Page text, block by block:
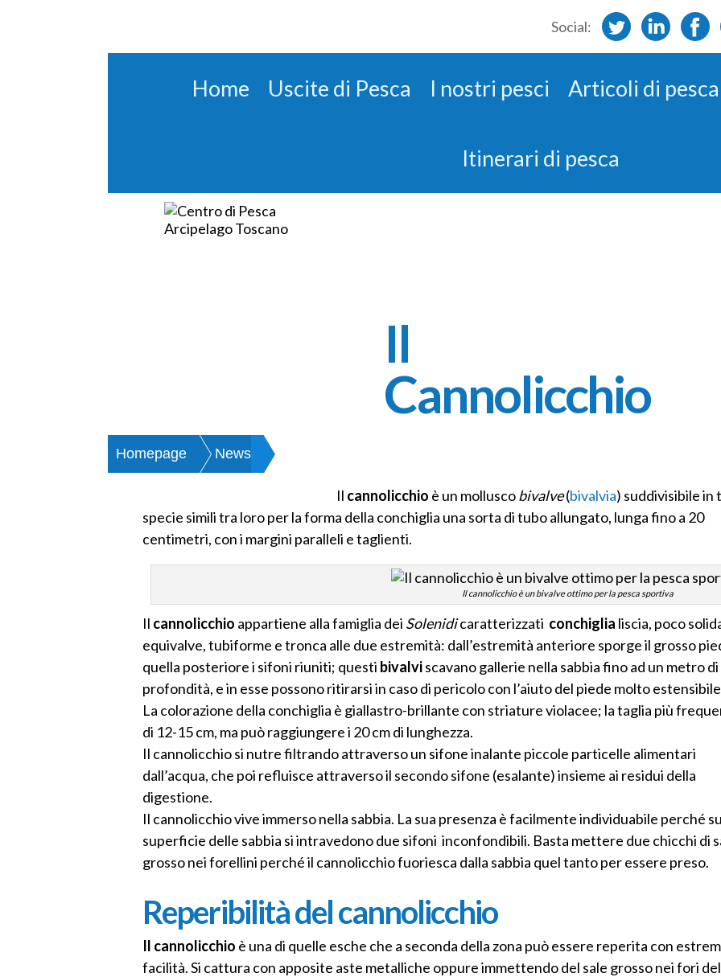
Social:
Home Uscite di Pesca I nostri pesci Articoli di pesca
Itinerari di pesca
Il
Cannolicchio
Homepage News
Il cannolicchio è un molluscobivalve(bivalvia) suddivisibile in
specie simili tra loro per la forma della conchiglia una sorta di tubo allungato, lunga fino a 20
centimetri, con i margini paralleli e taglienti.
Il cannolicchio è un bivalve ottimo per la pesca sportiva
Il cannolicchio appartiene alla famiglia dei Solenidicaratterizzati conchiglia liscia, poco
equivalve, tubiforme e tronca alle due estremità: dall’estremità anteriore sporge il grosso
quella posteriore i sifoni riuniti; questi bivalviscavano gallerie nella sabbia fino ad un metro di
profondità, e in esse possono ritirarsi in caso di pericolo con l’aiuto del piede molto
La colorazione della conchiglia è giallastro-brillante con striature violacee; la taglia più
di 12-15 cm, ma può raggiungere i 20 cm di lunghezza.
Il cannolicchio si nutre filtrando attraverso un sifone inalante piccole particelle alimentari
dall’acqua, che poi refluisce attraverso il secondo sifone (esalante) insieme ai residui della
digestione.
Il cannolicchio vive immerso nella sabbia. La sua presenza è facilmente individuabile perché
superficie delle sabbia si intravedono due sifoni inconfondibili. Basta mettere due chicchi di
grosso nei forellini perché il cannolicchio fuoriesca dalla sabbia quel tanto per essere preso.
Reperibilità del cannolicchio
Il cannolicchio è una di quelle esche che a seconda della zona può essere reperita con
facilità. Si cattura con apposite aste metalliche oppure immettendo del sale grosso nei fori del